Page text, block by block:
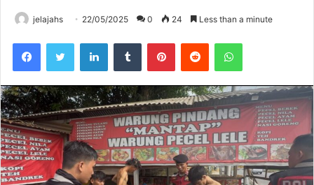
jelajahs 22/05/2025 0 24 Less than a minute